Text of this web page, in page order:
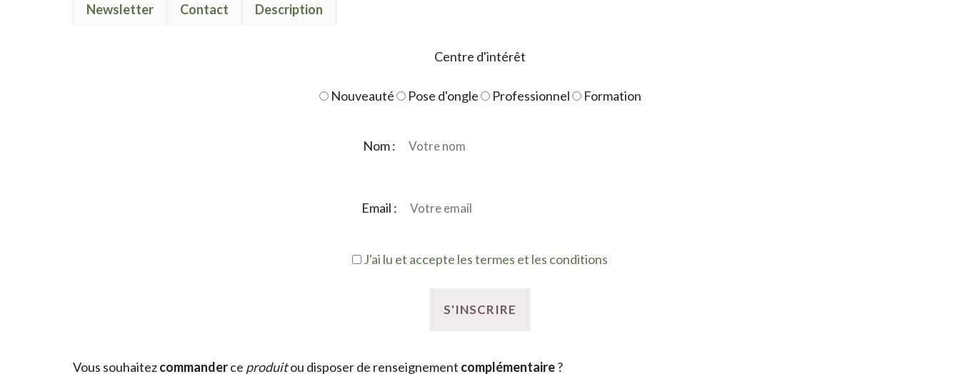
Newsletter Contact Description
Centre d'intérêt
Nouveauté Pose d'ongle Professionnel Formation
Nom :
Email :
J'ai lu et accepte les termes et les conditions
Vous souhaitezcommanderce produitou disposer de renseignement complémentaire?